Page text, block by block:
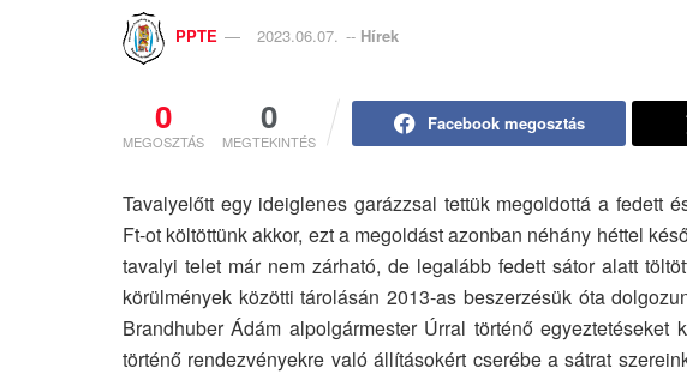
PPTE 2023.06.07. -- Hírek
0
MEGOSZTÁS
0
MEGTEKINTÉS
Facebook megosztás
Tavalyelőtt egy ideiglenes garázzsal tettük megoldottá a fedett
Ft-ot költöttünk akkor, ezt a megoldást azonban néhány héttel
tavalyi telet már nem zárható, de legalább fedett sátor alatt
körülmények közötti tárolásán 2013-as beszerzésük óta
Brandhuber Ádám alpolgármester Úrral történő egyeztetéseket
történő rendezvényekre való állításokért cserébe a sátrat